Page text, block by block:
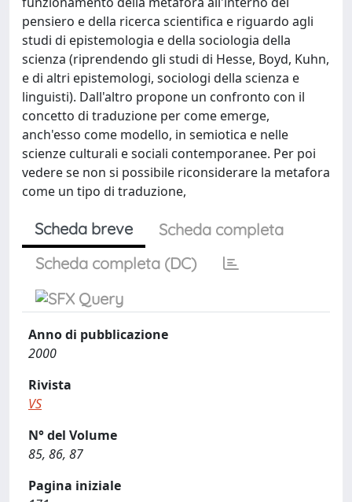
pensiero e della ricerca scientifica e riguardo agli
studi di epistemologia e della sociologia della
scienza (riprendendo gli studi di Hesse, Boyd, Kuhn,
e di altri epistemologi, sociologi della scienza e
linguisti). Dall'altro propone un confronto con il
concetto di traduzione per come emerge,
anch'esso come modello, in semiotica e nelle
scienze culturali e sociali contemporanee. Per poi
vedere se non si possibile riconsiderare la metafora
come un tipo di traduzione,
Scheda breve
Scheda completa
Scheda completa (DC)
Anno di pubblicazione
2000
Rivista
VS
N° del Volume
85, 86, 87
Pagina iniziale